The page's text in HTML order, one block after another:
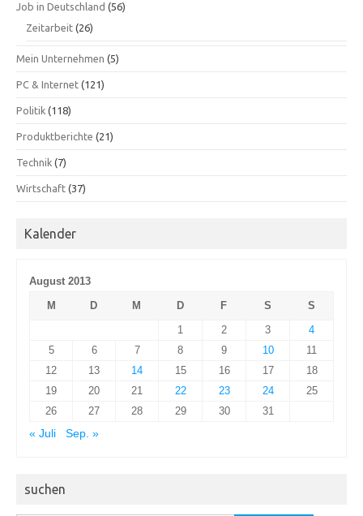
Job in Deutschland (56)
Zeitarbeit (26)
Mein Unternehmen (5)
PC & Internet (121)
Politik (118)
Produktberichte (21)
Technik (7)
Wirtschaft (37)
Kalender
August 2013
M
D M D F S
S
1
2 3
4
5
6 7 8 9 10
11
12
13 14 15 16 17
18
19
20 21 22 23 24
25
26
27 28 29 30
31
« Juli
Sep. »
suchen